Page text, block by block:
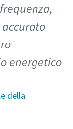
energetico
della